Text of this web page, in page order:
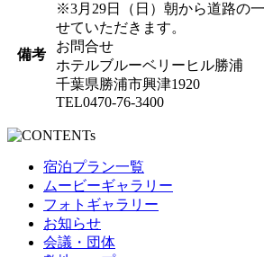
備考
※3月29日（日）朝から道路の
せていただきます。
お問合せ
ホテルブルーベリーヒル勝浦
千葉県勝浦市興津1920
TEL0470-76-3400
宿泊プラン一覧
ムービーギャラリー
フォトギャラリー
お知らせ
会議・団体